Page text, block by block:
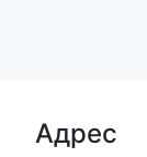
Адрес